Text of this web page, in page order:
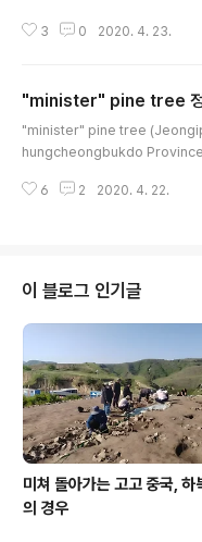
3 0 2020. 4. 23.
"minister" pine tree 정
"minister" pine tree
hungcheongbukdo
ng in Songnisan Mountain
e. There are old stories
he tenth year of King Sejo
6 2 2020. 4. 22.
이 블로그 인기글
미쳐 돌아가는 고고 중국, 하
의 경우